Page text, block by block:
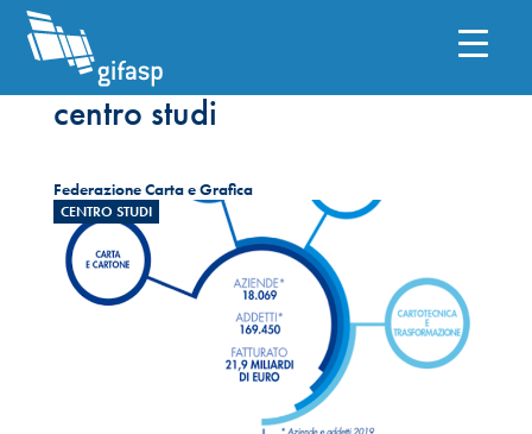
centro studi
Federazione Carta e Grafica
CENTRO STUDI